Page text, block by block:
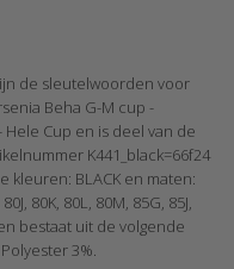
de sleutelwoorden voor
Beha G-M cup -
Cup en is deel van de
K441_black=66f24
kleuren: BLACK en maten:
80K, 80L, 80M, 85G, 85J,
en bestaat uit de volgende
3%.